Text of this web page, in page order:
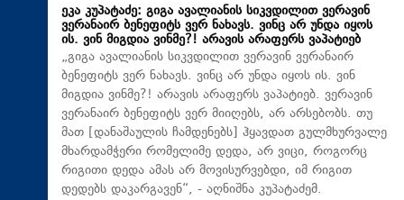
ეკა კუპატაძე: გიგა ავალიანის სიკვდილით ვერავინ
ვერანაირ ბენეფიტს ვერ ნახავს. ვინც არ უნდა იყოს
ის. ვინ მიგდია ვინმე?! არავის არაფერს ვაპატიებ
„გიგა ავალიანის სიკვდილით ვერავინ ვერანაირ
ბენეფიტს ვერ ნახავს. ვინც არ უნდა იყოს ის. ვინ
მიგდია ვინმე?! არავის არაფერს ვაპატიებ. ვერავინ
ვერანაირ ბენეფიტს ვერ მიიღებს, არ არსებობს. თუ
მათ [დანაშაულის ჩამდენებს] ჰყავდათ გულმხურვალე
მხარდამჭერი რომელიმე დედა, არ ვიცი, როგორც
რიგითი დედა ამას არ მოვისურვებდი, იმ რიგით
დედებს დაკარგავენ“, - აღნიშნა კუპატაძემ.